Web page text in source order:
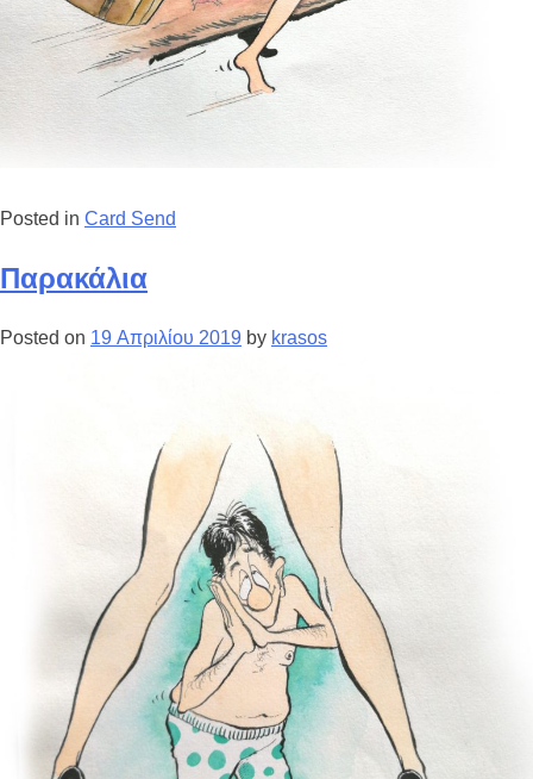
Posted in Card Send
Παρακάλια
Posted on 19 Απριλίου 2019 by krasos